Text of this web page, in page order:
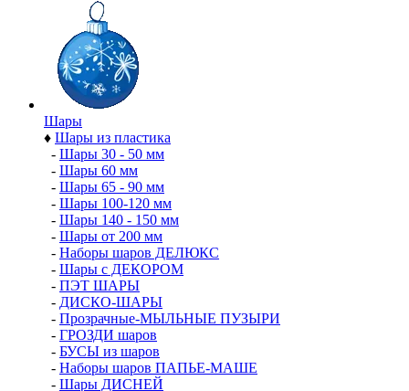
Шары
♦ Шары из пластика
- Шары 30 - 50 мм
- Шары 60 мм
- Шары 65 - 90 мм
- Шары 100-120 мм
- Шары 140 - 150 мм
- Шары от 200 мм
- Наборы шаров ДЕЛЮКС
- Шары с ДЕКОРОМ
- ПЭТ ШАРЫ
- ДИСКО-ШАРЫ
- Прозрачные-МЫЛЬНЫЕ ПУЗЫРИ
- ГРОЗДИ шаров
- БУСЫ из шаров
- Наборы шаров ПАПЬЕ-МАШЕ
- Шары ДИСНЕЙ